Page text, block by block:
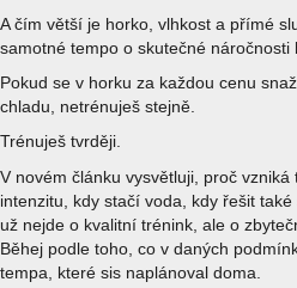
A čím větší je horko, vlhkost a přímé
samotné tempo o skutečné náročnosti
Pokud se v horku za každou cenu
chladu, netrénuješ stejně.
Trénuješ tvrději.
V novém článku vysvětluji, proč
intenzitu, kdy stačí voda, kdy řešit
už nejde o kvalitní trénink, ale o
Běhej podle toho, co v daných
tempa, které sis naplánoval doma.